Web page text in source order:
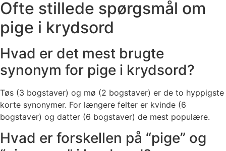
Ofte stillede spørgsmål om
pige i krydsord
Hvad er det mest brugte
synonym for pige i krydsord?
Tøs (3 bogstaver) og mø (2 bogstaver) er de to hyppigste
korte synonymer. For længere felter er kvinde (6
bogstaver) og datter (6 bogstaver) de mest populære.
Hvad er forskellen på “pige” og